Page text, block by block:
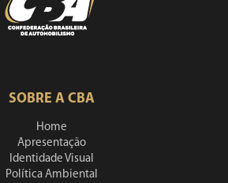
SOBRE A CBA
Home
Apresentação
Identidade Visual
Política Ambiental